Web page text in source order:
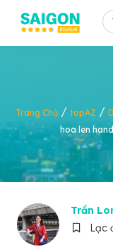
Trang Chủ/ topAZ /
hoa len
Trần
Lạc